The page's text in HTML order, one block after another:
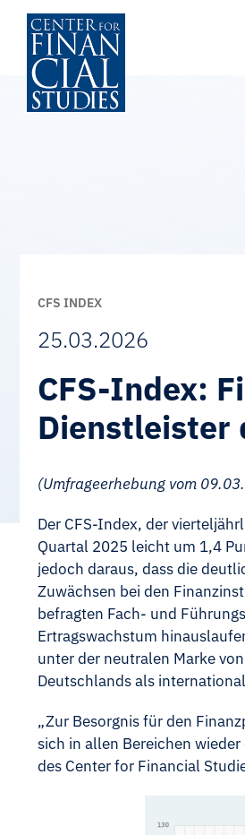
Zum
Inhalt
springen
CFS INDEX
25.03.2026
CFS-Index:
Dienstleister
(Umfrageerhebung vom
Der CFS-Index, der
Quartal 2025 leicht um 1,4
jedoch daraus, dass die
Zuwächsen bei den
befragten Fach- und
Ertragswachstum
unter der neutralen Marke
Deutschlands als
„Zur Besorgnis für den
sich in allen Bereichen
des Center for Financial